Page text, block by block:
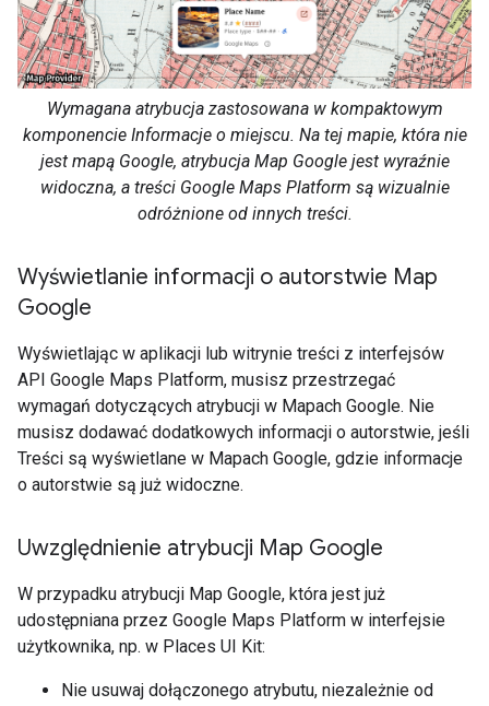
Wymagana atrybucja zastosowana w kompaktowym
komponencie Informacje o miejscu. Na tej mapie, która nie
jest mapą Google, atrybucja Map Google jest wyraźnie
widoczna, a treści Google Maps Platform są wizualnie
odróżnione od innych treści.
Wyświetlanie informacji o autorstwie Map
Google
Wyświetlając w aplikacji lub witrynie treści z interfejsów
API Google Maps Platform, musisz przestrzegać
wymagań dotyczących atrybucji w Mapach Google. Nie
musisz dodawać dodatkowych informacji o autorstwie, jeśli
Treści są wyświetlane w Mapach Google, gdzie informacje
o autorstwie są już widoczne.
Uwzględnienie atrybucji Map Google
W przypadku atrybucji Map Google, która jest już
udostępniana przez Google Maps Platform w interfejsie
użytkownika, np. w Places UI Kit:
Nie usuwaj dołączonego atrybutu, niezależnie od